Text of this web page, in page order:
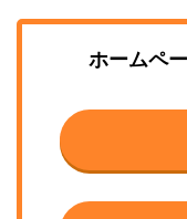
ホームペ